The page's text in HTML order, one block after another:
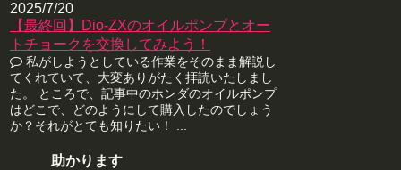
2025/7/20
【最終回】Dio-ZXのオイルポンプとオー
トチョークを交換してみよう！
私がしようとしている作業をそのまま解説し
てくれていて、大変ありがたく拝読いたしまし
た。 ところで、記事中のホンダのオイルポンプ
はどこで、どのようにして購入したのでしょう
か？それがとても知りたい！ ...
助かります